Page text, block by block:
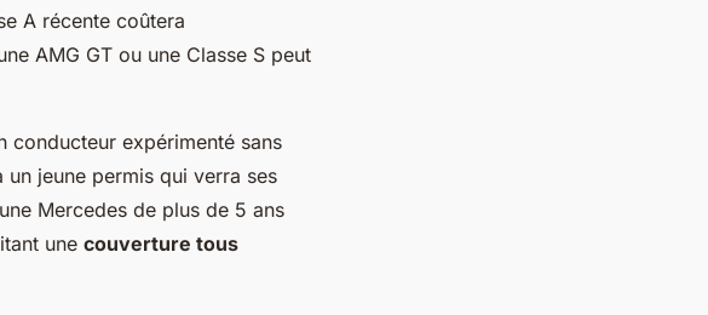
A récente coûtera
AMG GT ou une Classe S peut
expérimenté sans
jeune permis qui verra ses
Mercedes de plus de 5 ans
une couverture tous